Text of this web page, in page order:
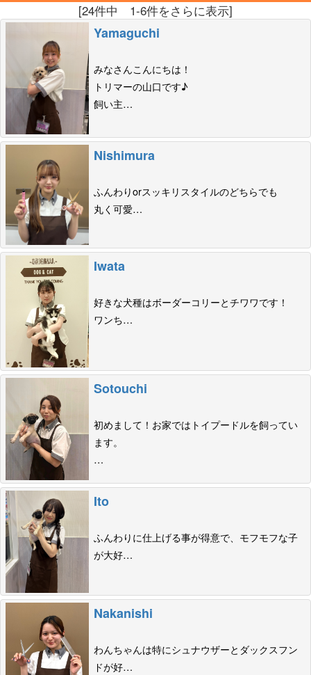
[24件中 1-6件をさらに表示]
Yamaguchi
みなさんこんにちは！
トリマーの山口です♪
飼い主…
Nishimura
ふんわりorスッキリスタイルのどちらでも
丸く可愛…
Iwata
好きな犬種はボーダーコリーとチワワです！
ワンち…
Sotouchi
初めまして！お家ではトイプードルを飼ってい
ます。
…
Ito
ふんわりに仕上げる事が得意で、モフモフな子
が大好…
Nakanishi
わんちゃんは特にシュナウザーとダックスフン
ドが好…